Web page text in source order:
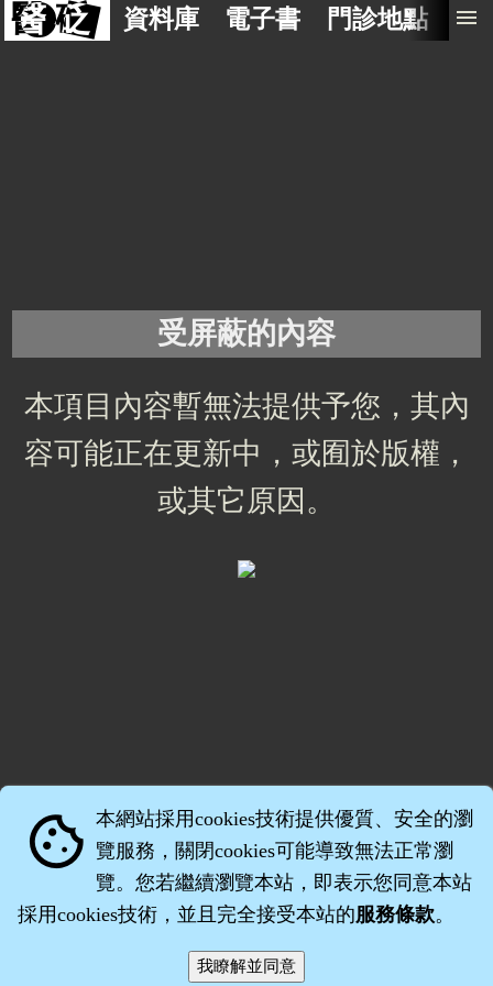
醫 砭 資料庫 電子書 門診地點 預
menu
受屏蔽的內容
本項目內容暫無法提供予您，其內
容可能正在更新中，或囿於版權，
或其它原因。
‧沈藥子©2008～2026
cookie 本網站採用cookies技術提供優質、安全的瀏
覽服務，關閉cookies可能導致無法正常瀏
覽。您若繼續瀏覽本站，即表示您同意本站
採用cookies技術，並且完全接受本站的服務條款。